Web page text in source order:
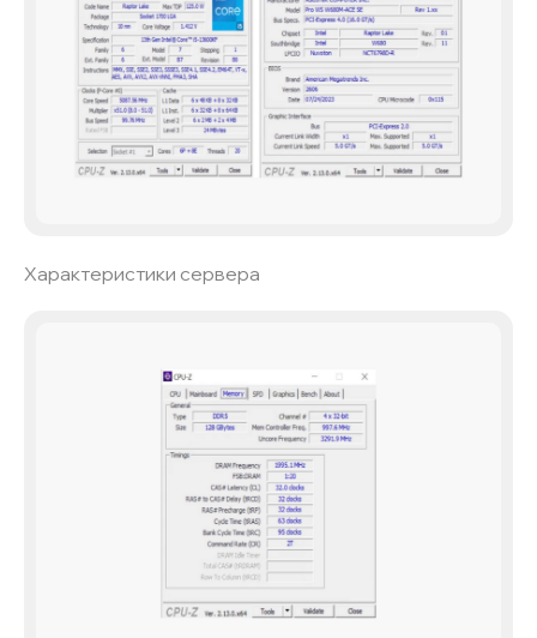
Характеристики сервера